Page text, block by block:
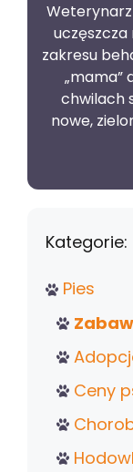
Weterynarz
uczęszcza
zakresu
„mama”
chwilach
nowe,
Kategorie:
Pies
Ceny